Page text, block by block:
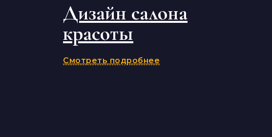
Дизайн салона
красоты
Смотреть подробнее